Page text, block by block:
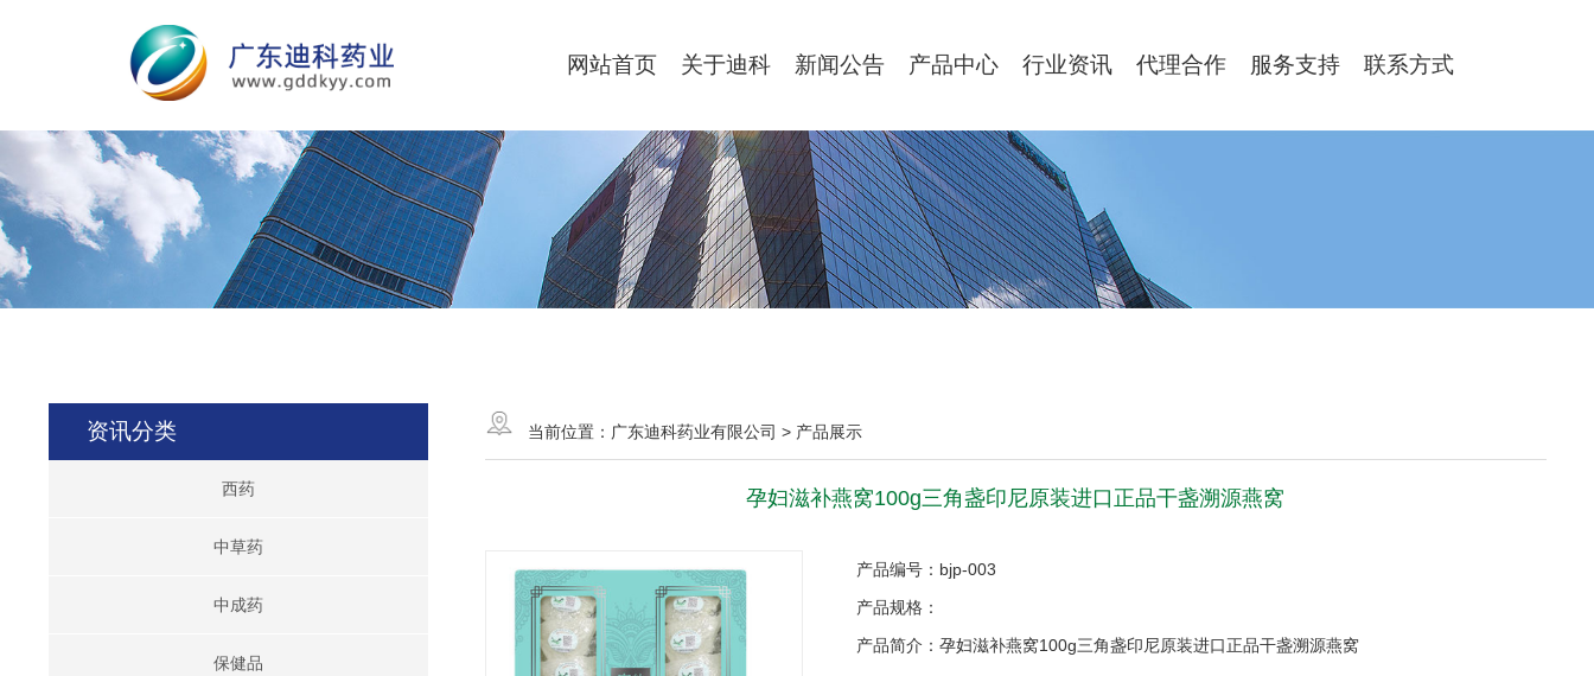
网站首页 关于迪科 新闻公告 产品中心 行业资讯 代理合作 服务支持 联系方式
资讯分类
西药
中草药
中成药
保健品
当前位置： 广东迪科药业有限公司 > 产品展示
孕妇滋补燕窝100g三角盏印尼原装进口正品干盏溯源燕窝
产品编号：bjp-003
产品规格：
产品简介：孕妇滋补燕窝100g三角盏印尼原装进口正品干盏溯源燕窝